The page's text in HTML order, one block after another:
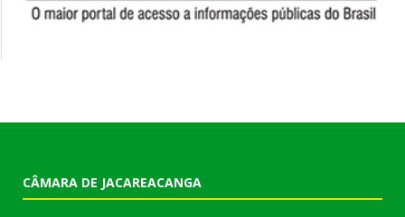
CÂMARA DE JACAREACANGA